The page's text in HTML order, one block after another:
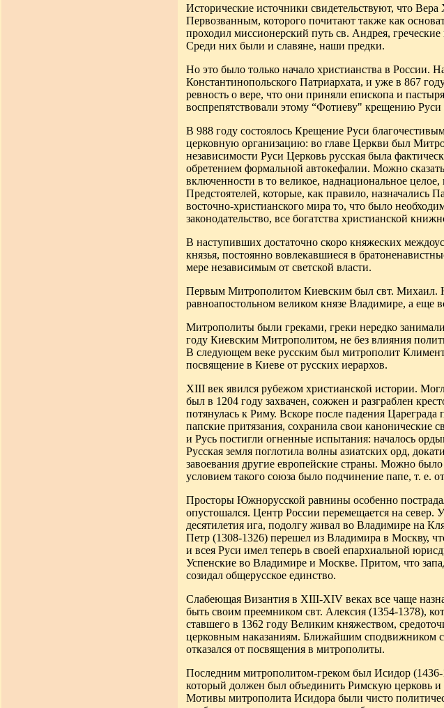
Исторические источники свидетельствуют, что
Первозванным, которого почитают также как
проходил миссионерский путь св. Андрея,
Среди них были и славяне, наши предки.
Но это было только начало христианства в России.
Константинопольского Патриархата, и уже в 867
ревность о вере, что они приняли епископа и
воспрепятствовали этому “Фотиеву" крещению Руси
В 988 году состоялось Крещение Руси
церковную организацию: во главе Церкви был
независимости Руси Церковь русская была
обретением формальной автокефалии. Можно
включенности в то великое, наднациональное
Предстоятелей, которые, как правило, назначались
восточно-христианского мира то, что было
законодательство, все богатства христианской
В наступивших достаточно скоро княжеских
князья, постоянно вовлекавшиеся в
мере независимым от светской власти.
Первым Митрополитом Киевским был свт. Михаил.
равноапостольном великом князе Владимире, а еще
Митрополиты были греками, греки нередко
году Киевским Митрополитом, не без влияния
В следующем веке русским был митрополит
посвящение в Киеве от русских иерархов.
XIII век явился рубежом христианской истории.
был в 1204 году захвачен, сожжен и разграблен
потянулась к Риму. Вскоре после падения
папские притязания, сохранила свои канонические
и Русь постигли огненные испытания: началось
Русская земля поглотила волны азиатских орд,
завоевания другие европейские страны. Можно
условием такого союза было подчинение папе, т. е.
Просторы Южнорусской равнины особенно
опустошался. Центр России перемещается на
десятилетия ига, подолгу живал во Владимире на
Петр (1308-1326) перешел из Владимира в Москву,
и всея Руси имел теперь в своей епархиальной
Успенские во Владимире и Москве. Притом, что
созидал общерусское единство.
Слабеющая Византия в XIII-XIV веках все чаще
быть своим преемником свт. Алексия (1354-1378),
ставшего в 1362 году Великим княжеством,
церковным наказаниям. Ближайшим сподвижником
отказался от посвящения в митрополиты.
Последним митрополитом-греком был Исидор (1436-
который должен был объединить Римскую церковь
Мотивы митрополита Исидора были чисто